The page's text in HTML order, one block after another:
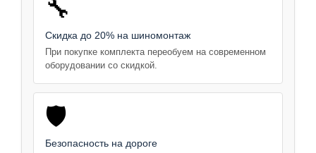
🔧
Скидка до 20% на шиномонтаж
При покупке комплекта переобуем на современном
оборудовании со скидкой.
🛡️
Безопасность на дороге